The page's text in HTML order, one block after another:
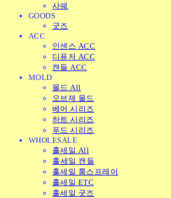
사쉐
GOODS
굿즈
ACC
인센스 ACC
디퓨저 ACC
캔들 ACC
MOLD
몰드 All
오브제 몰드
베어 시리즈
하트 시리즈
푸드 시리즈
WHOLESALE
홀세일 All
홀세일 캔들
홀세일 룸스프레이
홀세일 ETC
홀세일 굿즈